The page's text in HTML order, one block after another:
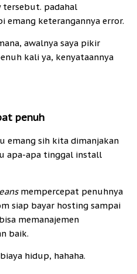
padahal
emang keterangannya error.
awalnya saya pikir
kali ya, kenyataannya
penuh
emang sih kita dimanjakan
apa-apa tinggal install
mempercepat penuhnya
siap bayar hosting sampai
memanajemen
baik.
hidup, hahaha.